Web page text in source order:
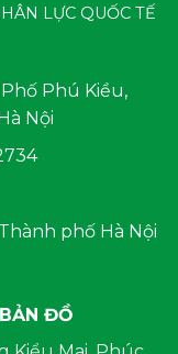
LỰC QUỐC TẾ
Phú Kiều,
Nội
phố Hà Nội
ĐỒ